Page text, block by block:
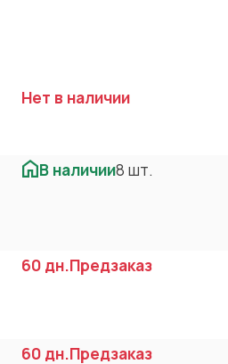
Нет в наличии
В наличии8 шт.
60 дн.Предзаказ
60 дн.Предзаказ